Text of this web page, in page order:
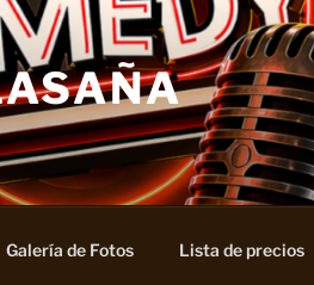
Galería de Fotos Lista de precios